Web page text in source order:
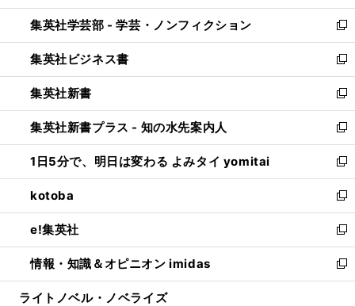
開
く
ウ
で
開
く
ン
ド
ウ
で
開
く
ウ
ィ
ン
ド
ウ
で
開
く
集英社学芸部 - 学芸・ノンフィクション
新
し
い
ウ
ィ
ン
ド
ウ
で
開
く
集英社ビジネス書
新
し
い
ウ
ィ
ン
ド
ウ
で
開
く
集英社新書
新
し
い
ウ
ィ
ン
ド
ウ
で
開
く
集英社新書プラス - 知の水先案内人
新
し
い
ウ
ィ
ン
ド
ウ
で
開
1日5分で、明日は変わる よみタイ yomitai
新
し
い
ウ
ィ
ン
ド
ウ
kotoba
新
し
い
ウ
ィ
ン
e!集英社
新
し
い
ウ
情報・知識＆オピニオン imidas
新
し
ライトノベル・ノベライズ